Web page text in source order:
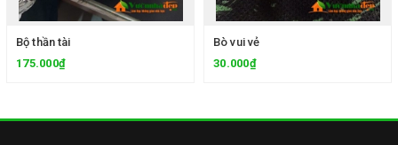
Bộ thần tài
175.000₫
Bò vui vẻ
30.000₫